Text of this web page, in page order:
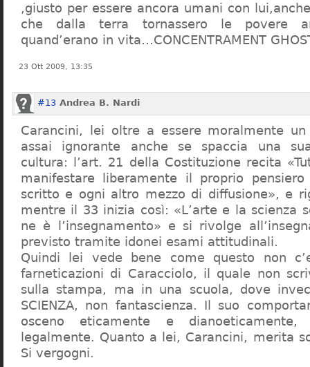
,giusto per essere ancora umani con
che dalla terra tornassero le povere
quand’erano in vita…CONCENTRAMENT
23 Ott 2009, 13:35
#13 Andrea B. Nardi
Carancini, lei oltre a essere moralmente
assai ignorante anche se spaccia una
cultura: l’art. 21 della Costituzione recita
manifestare liberamente il proprio
scritto e ogni altro mezzo di diffusione», e
mentre il 33 inizia così: «L’arte e la scienza
ne è l’insegnamento» e si rivolge
previsto tramite idonei esami attitudinali.
Quindi lei vede bene come questo non
farneticazioni di Caracciolo, il quale non
sulla stampa, ma in una scuola, dove
SCIENZA, non fantascienza. Il suo
osceno eticamente e dianoeticamente,
legalmente. Quanto a lei, Carancini, merita
Si vergogni.